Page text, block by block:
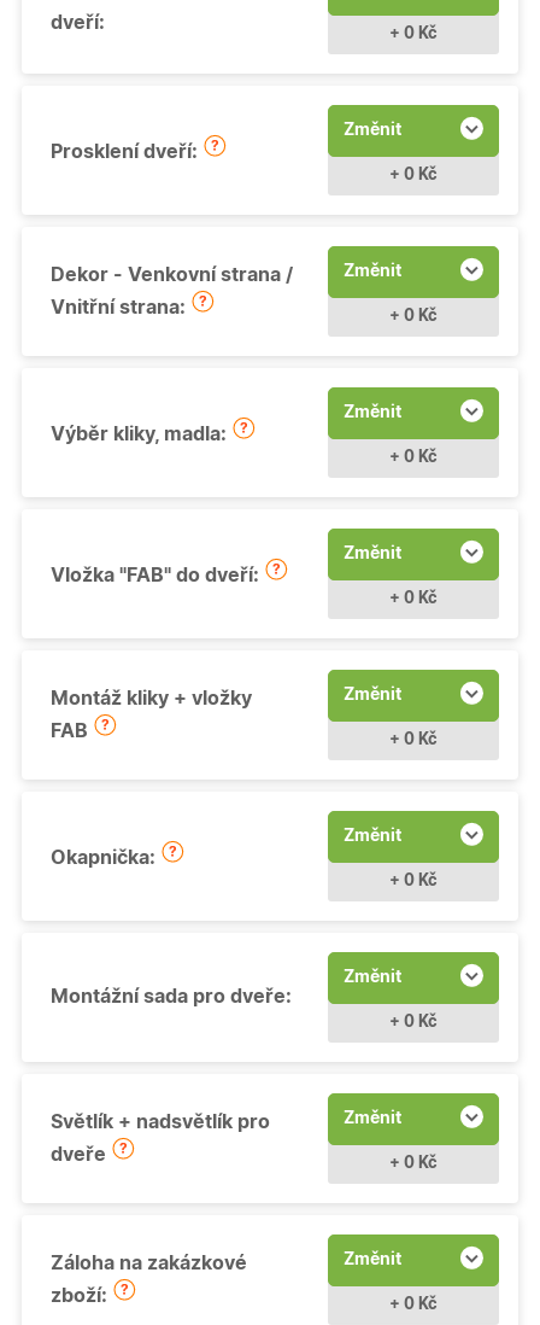
dveří:
+ 0 Kč
Prosklení dveří:
Změnit
+ 0 Kč
Dekor - Venkovní strana /
Vnitřní strana:
Změnit
+ 0 Kč
Výběr kliky, madla:
Změnit
+ 0 Kč
Vložka "FAB" do dveří:
Změnit
+ 0 Kč
Montáž kliky + vložky
FAB
Změnit
+ 0 Kč
Okapnička:
Změnit
+ 0 Kč
Montážní sada pro dveře:
Změnit
+ 0 Kč
Světlík + nadsvětlík pro
dveře
Změnit
+ 0 Kč
Záloha na zakázkové
zboží:
Změnit
+ 0 Kč